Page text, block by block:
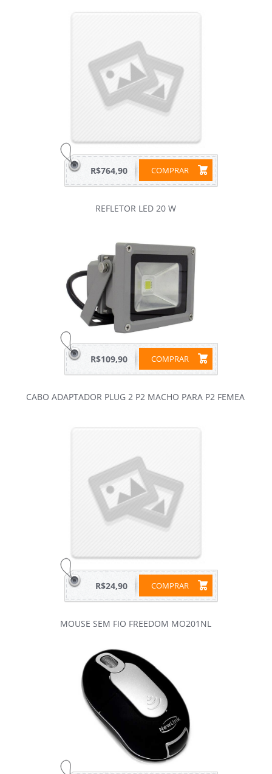
COMPRAR
R$764,90
REFLETOR LED 20 W
COMPRAR
R$109,90
CABO ADAPTADOR PLUG 2 P2 MACHO PARA P2 FEMEA
COMPRAR
R$24,90
MOUSE SEM FIO FREEDOM MO201NL